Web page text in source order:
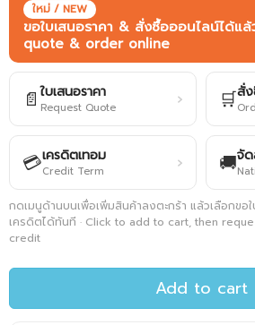
ใหม่ / NEW
ขอใบเสนอราคา & สั่งซื้อออนไลน์ได้แ
quote & order online
📄 ใบเสนอราคา
Request Quote › 🛒สั่
💳เครดิตเทอม
Credit Term › 🚚จั
กดเมนูด้านบนเพื่อเพิ่มสินค้าลงตะกร้า แล้วเลือกขอ
เครดิตได้ทันที · Click to add to cart, then
credit
Add to cart